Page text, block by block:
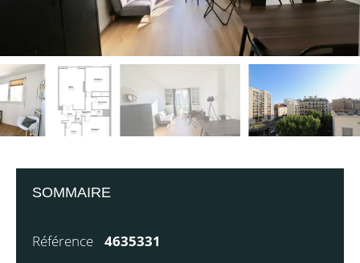
SOMMAIRE
Référence
4635331